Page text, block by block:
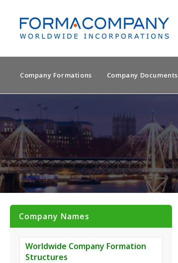
Company Formations Company Documents
Company Names
Worldwide Company Formation
Structures